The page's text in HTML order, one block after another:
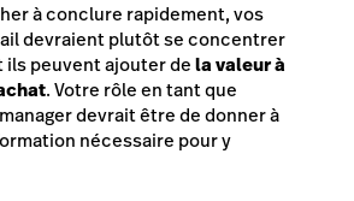
à conclure rapidement, vos
devraient plutôt se concentrer
ils peuvent ajouter dela valeur à
. Votre rôle en tant que
devrait être de donner à
nécessaire pour y